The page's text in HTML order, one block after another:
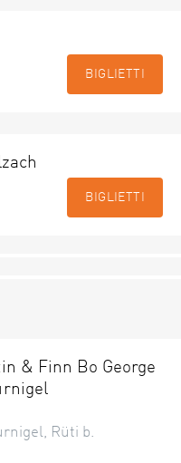
BIGLIETTI
BIGLIETTI
& Finn Bo George
Rüti b.